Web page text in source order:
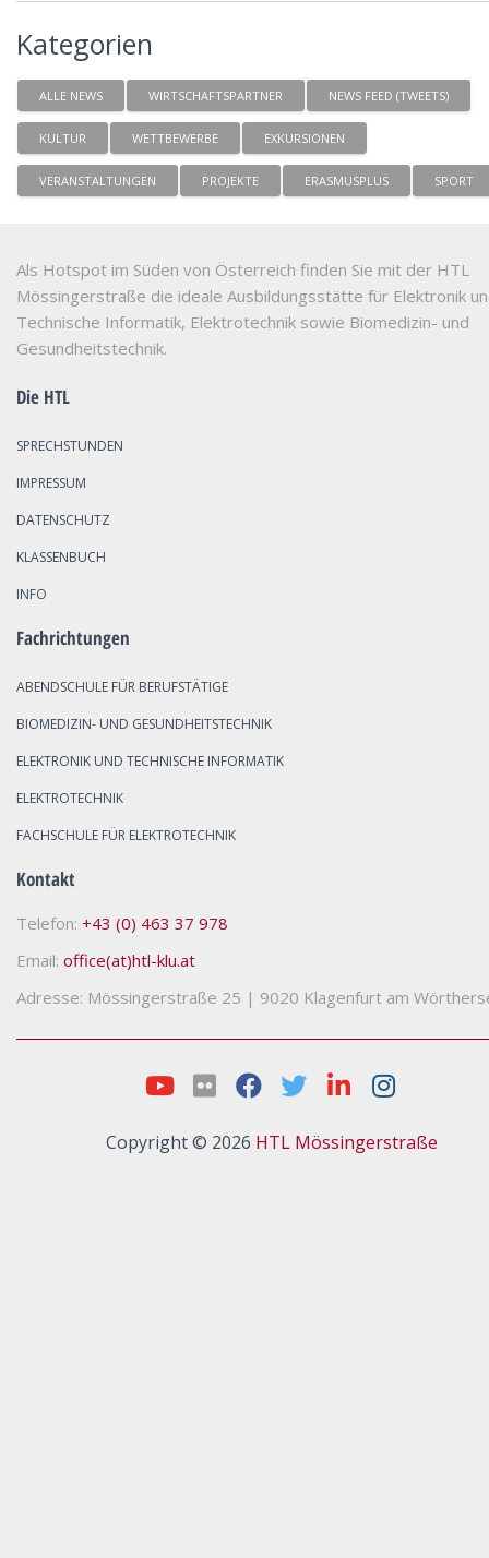
Kategorien
ALLE NEWS WIRTSCHAFTSPARTNER NEWS FEED (TWEETS)
KULTUR WETTBEWERBE EXKURSIONEN
VERANSTALTUNGEN PROJEKTE ERASMUSPLUS SPORT
Als Hotspot im Süden von Österreich finden Sie mit der HTL
Mössingerstraße die ideale Ausbildungsstätte für Elektronik
Technische Informatik, Elektrotechnik sowie Biomedizin- und
Gesundheitstechnik.
Die HTL
SPRECHSTUNDEN
IMPRESSUM
DATENSCHUTZ
KLASSENBUCH
INFO
Fachrichtungen
ABENDSCHULE FÜR BERUFSTÄTIGE
BIOMEDIZIN- UND GESUNDHEITSTECHNIK
ELEKTRONIK UND TECHNISCHE INFORMATIK
ELEKTROTECHNIK
FACHSCHULE FÜR ELEKTROTECHNIK
Kontakt
Telefon: +43 (0) 463 37 978
Email: office(at)htl-klu.at
Adresse: Mössingerstraße 25 | 9020 Klagenfurt am
Copyright © 2026 HTL Mössingerstraße